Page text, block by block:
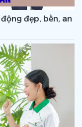
đẹp, bền, an